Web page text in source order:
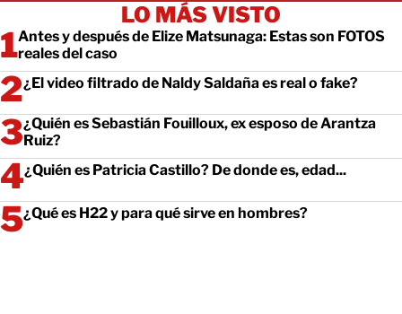
LO MÁS VISTO
Antes y después de Elize Matsunaga: Estas son FOTOS
reales del caso
¿El video filtrado de Naldy Saldaña es real o fake?
¿Quién es Sebastián Fouilloux, ex esposo de Arantza
Ruiz?
¿Quién es Patricia Castillo? De donde es, edad...
¿Qué es H22 y para qué sirve en hombres?